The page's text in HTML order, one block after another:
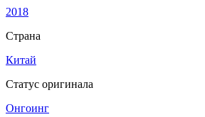
2018
Страна
Китай
Статус оригинала
Онгоинг